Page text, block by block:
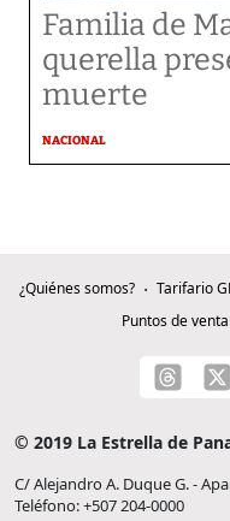
Familia de
querella
muerte
NACIONAL
¿Quiénes somos? Tarifario
Puntos de venta
© 2019 La Estrella de
C/ Alejandro A. Duque G. -
Teléfono: +507 204-0000